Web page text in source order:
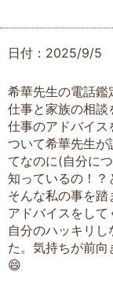
日付：2025/9/5
希華先生の電話鑑
仕事と家族の相談
仕事のアドバイス
ついて希華先生が
てなのに(自分に
知っているの！？
そんな私の事を踏
アドバイスをし
自分のハッキリ
た。気持ちが前
😄